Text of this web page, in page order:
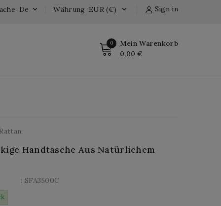
Sign in
Währung :EUR (€) 
:de 
0 Mein Warenkorb
0,00 €
Handtasche Aus Natürlichem
: SFA3500C